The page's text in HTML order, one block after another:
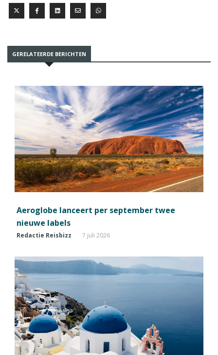
GERELATEERDE BERICHTEN
Aeroglobe lanceert per september twee
nieuwe labels
Redactie Reisbizz 7 juli 2026